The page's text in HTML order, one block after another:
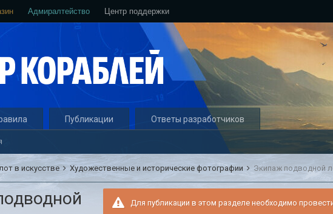
Адмиралтейство Центр поддержки
Публикации Ответы разработчиков
в искусстве Художественные и исторические фотографии Экипаж подводной
Для публикации в этом разделе необходимо